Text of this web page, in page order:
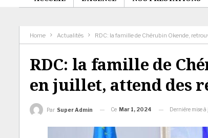
Home Actualités RDC: la famille de Chérubin Okende,
RDC: la famille de
en juillet, attend des
Par Super Admin Ce Mar 1, 2024 Dernière mise à